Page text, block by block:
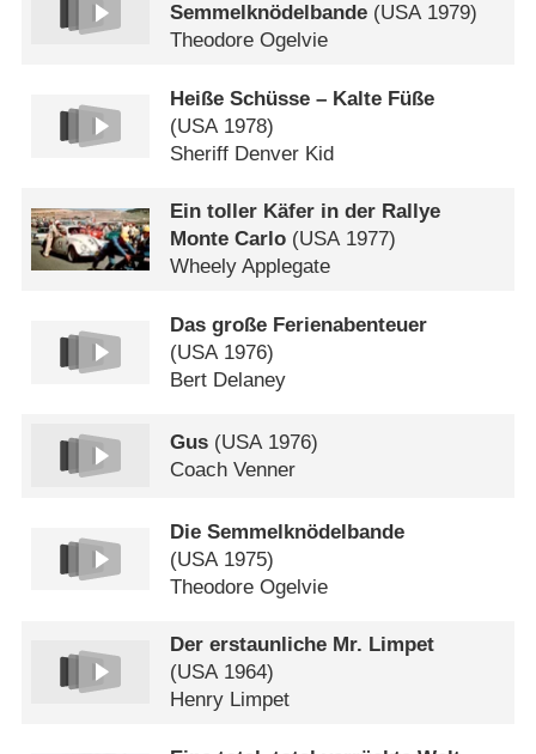
Semmelknödelbande (USA1979)
Theodore Ogelvie
Heiße Schüsse – Kalte Füße
(USA1978)
Sheriff Denver Kid
Ein toller Käfer in der Rallye
Monte Carlo (USA1977)
Wheely Applegate
Das große Ferienabenteuer
(USA1976)
Bert Delaney
Gus (USA 1976)
Coach Venner
Die Semmelknödelbande
(USA 1975)
Theodore Ogelvie
Der erstaunliche Mr. Limpet
(USA1964)
Henry Limpet